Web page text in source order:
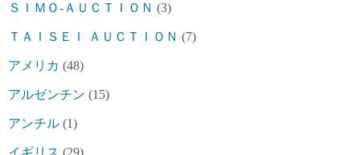
ＳＩＭＯ-ＡＵＣＴＩＯＮ (3)
ＴＡＩＳＥＩ ＡＵＣＴＩＯＮ (7)
アメリカ (48)
アルゼンチン (15)
アンチル (1)